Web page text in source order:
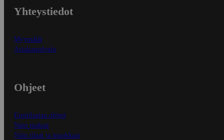
Yhteystiedot
Myymälät
Asiakaspalvelu
Ohjeet
Ensitilaajan ohjeet
Näin maksat
Näin tilaat ja muokkaat